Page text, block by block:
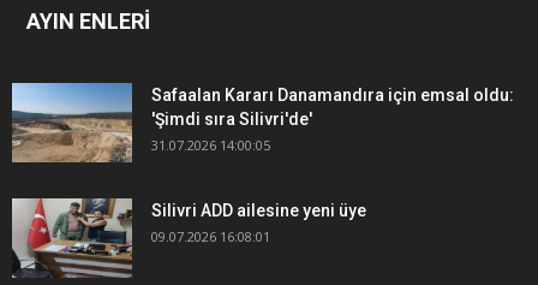
AYIN ENLERİ
Safaalan Kararı Danamandıra için emsal oldu:
'Şimdi sıra Silivri'de'
31.07.2026 14:00:05
Silivri ADD ailesine yeni üye
09.07.2026 16:08:01